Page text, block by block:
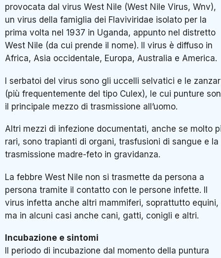
provocata dal virus West Nile (West Nile Virus, Wnv),
un virus della famiglia dei Flaviviridae isolato per la
prima volta nel 1937 in Uganda, appunto nel distretto
West Nile (da cui prende il nome). Il virus è diffuso in
Africa, Asia occidentale, Europa, Australia e America.
I serbatoi del virus sono gli uccelli selvatici e le
(più frequentemente del tipo Culex), le cui punture
il principale mezzo di trasmissione all’uomo.
Altri mezzi di infezione documentati, anche se molto
rari, sono trapianti di organi, trasfusioni di sangue e la
trasmissione madre-feto in gravidanza.
La febbre West Nile non si trasmette da persona a
persona tramite il contatto con le persone infette. Il
virus infetta anche altri mammiferi, soprattutto equini,
ma in alcuni casi anche cani, gatti, conigli e altri.
Incubazione e sintomi
Il periodo di incubazione dal momento della puntura